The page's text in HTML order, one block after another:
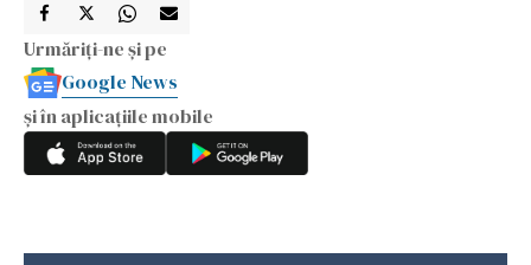
Urmăriți-ne și pe
Google News
și în aplicațiile mobile